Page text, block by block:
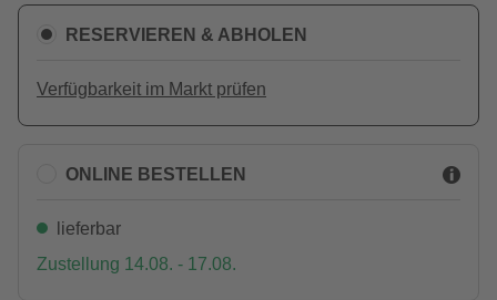
RESERVIEREN & ABHOLEN
Verfügbarkeit im Markt prüfen
ONLINE BESTELLEN
lieferbar
Zustellung 14.08. - 17.08.